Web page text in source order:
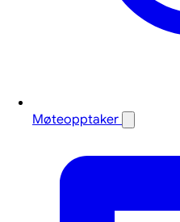
Møteopptaker